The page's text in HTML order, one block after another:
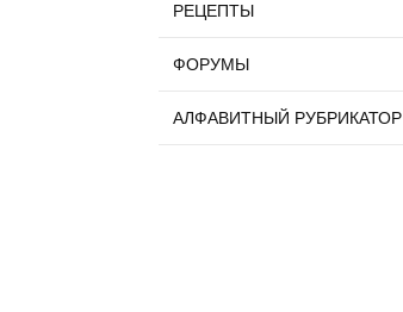
РЕЦЕПТЫ
ФОРУМЫ
АЛФАВИТНЫЙ РУБРИКАТОР